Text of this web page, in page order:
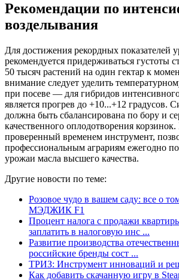
Рекомендации по
возделывания
Для достижения рекордных показателей
рекомендуется придерживаться густоты
50 тысяч растений на один гектар к
внимание следует уделить
при посеве — для гибридов
является прогрев до +10...+12 градусов.
должна быть сбалансирована по бору и
качественного оплодотворения
проверенный временем инструмент,
профессиональным аграриям ежегодно
урожаи масла высшего качества.
Другие новости по теме:
Розовое чудо в вашем саду: все о
МЭДЖИК F1
Процент налога с продажи
заплатить в налоговую инс ...
Развитие производства
российские бренды сост ...
ТРИЗ: Инструмент инноваций и
Как добавить скачанную игру в